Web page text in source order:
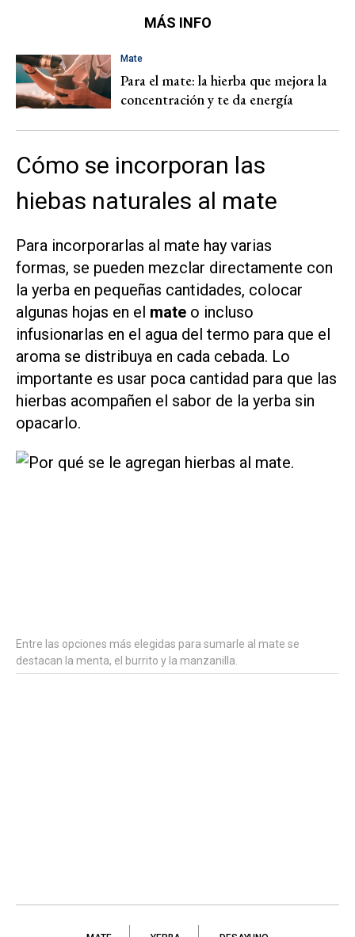
MÁS INFO
Mate
Para el mate: la hierba que mejora la
concentración y te da energía
Cómo se incorporan las
hiebas naturales al mate
Para incorporarlas al mate hay varias
formas, se pueden mezclar directamente con
la yerba en pequeñas cantidades, colocar
algunas hojas en el mate o incluso
infusionarlas en el agua del termo para que el
aroma se distribuya en cada cebada. Lo
importante es usar poca cantidad para que las
hierbas acompañen el sabor de la yerba sin
opacarlo.
Entre las opciones más elegidas para sumarle al mate se
destacan la menta, el burrito y la manzanilla.